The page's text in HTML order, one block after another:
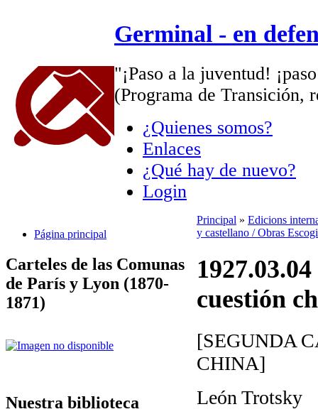
Germinal - en
"¡Paso a la juventud!
(Programa de Transición,
¿Quienes somos?
Enlaces
¿Qué hay de nuevo?
Login
Página principal
Carteles de las Comunas
de París y Lyon (1870-
1871)
Nuestra biblioteca
Principal » Edicions
y castellano / Obras
cuestión
[SEGUNDA
CHINA]
León Trotsky